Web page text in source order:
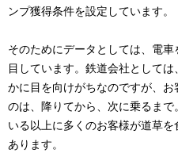
ンプ獲得条件を設定しています。
そのためにデータとしては、電
目しています。鉄道会社として
かに目を向けがちなのですが、
のは、降りてから、次に乗るま
いる以上に多くのお客様が道草
あります。